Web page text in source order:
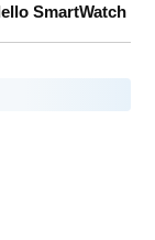
SmartWatch